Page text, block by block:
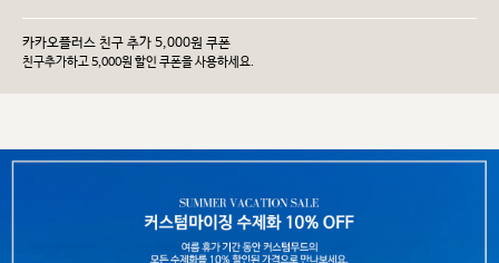
카카오플러스 친구 추가 5,000원 쿠폰
친구추가하고 5,000원 할인 쿠폰을 사용하세요.